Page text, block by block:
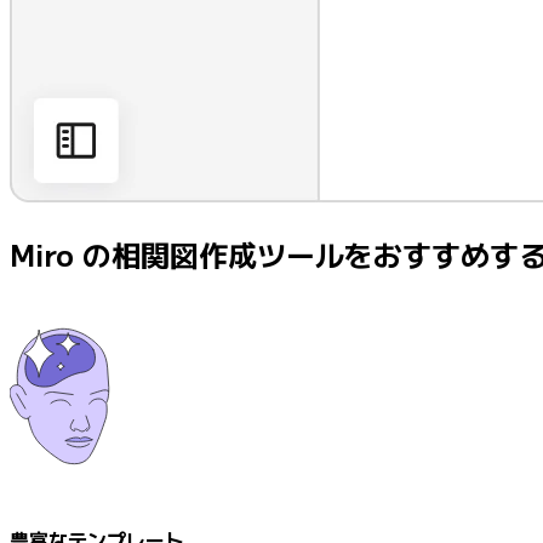
Miro の相関図作成ツールをおすすめす